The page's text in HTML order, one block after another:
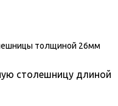
толщиной 26мм
столешницу длиной